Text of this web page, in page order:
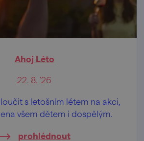
Ahoj Léto
22. 8. '26
s letošním létem na akci,
všem dětem i dospělým.
prohlédnout